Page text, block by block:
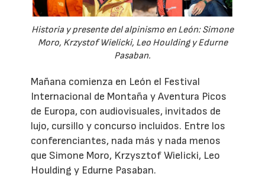
Historia y presente del alpinismo en León: Simone
Moro, Krzystof Wielicki, Leo Houlding y Edurne
Pasaban.
Mañana comienza en León el Festival
Internacional de Montaña y Aventura Picos
de Europa, con audiovisuales, invitados de
lujo, cursillo y concurso incluidos. Entre los
conferenciantes, nada más y nada menos
que Simone Moro, Krzysztof Wielicki, Leo
Houlding y Edurne Pasaban.